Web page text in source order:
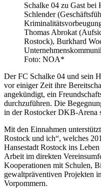
Schalke 04 zu Gast bei
Schlender
Thomas Abrokat
Rostock), Burkhard
Foto: NOA*
Der FC Schalke 04 und sein
vor einiger Zeit ihre
angekündigt, ein
durchzuführen. Die
in der Rostocker DKB-Arena
Mit den Einnahmen
Rostock und ich“, welches
Hansestadt Rostock ins
Arbeit im direkten
Kooperationen mit Schulen,
gewaltpräventiven Projekten
Vorpommern.